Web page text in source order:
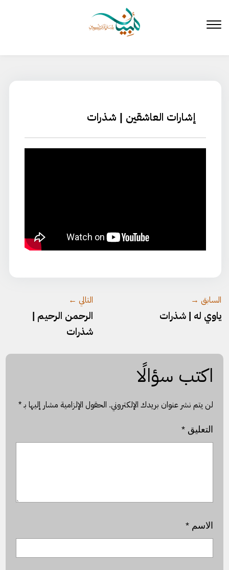
المحتوى
إشارات العاشقين | شذرات
السابق →
ياوي له | شذرات
التالي ←
الرحمن الرحيم |
شذرات
اكتب سؤالًا
لن يتم نشر عنوان بريدك الإلكتروني. الحقول الإلزامية مشار إليها بـ*
التعليق*
الاسم*